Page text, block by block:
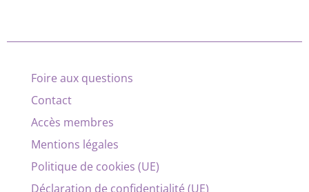
Foire aux questions
Contact
Accès membres
Mentions légales
Politique de cookies (UE)
Déclaration de confidentialité (UE)